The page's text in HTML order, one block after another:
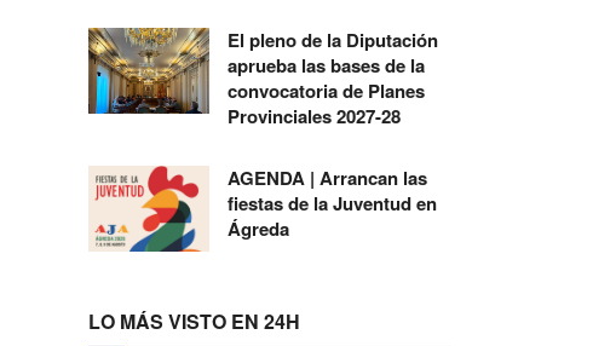
El pleno de la Diputación
aprueba las bases de la
convocatoria de Planes
Provinciales 2027-28
AGENDA | Arrancan las
fiestas de la Juventud en
Ágreda
LO MÁS VISTO EN 24H